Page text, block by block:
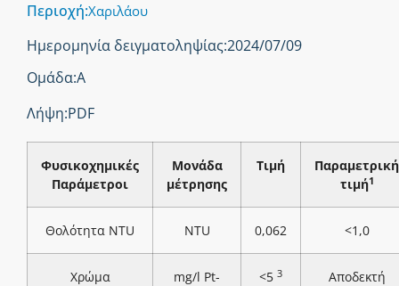
Περιοχή:Χαριλάου
Ημερομηνία δειγματοληψίας:2024/07/09
Ομάδα:Α
Λήψη:PDF
Φυσικοχημικές
Παράμετροι
Μονάδα
μέτρησης
Τιμή
Παραμετρική
τιμή1
Θολότητα NTU NTU 0,062 <1,0
Χρώμα
mg/l Pt-
<5 3
Αποδεκτή